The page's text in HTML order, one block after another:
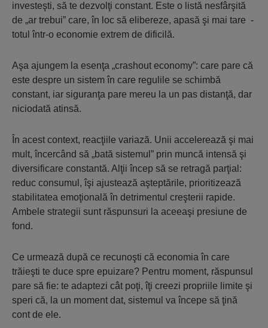
investeşti, să te dezvolţi constant. Este o listă nesfârşită
de „ar trebui” care, în loc să elibereze, apasă şi mai tare -
totul într-o economie extrem de dificilă.
Aşa ajungem la esenţa „crashout economy”: care pare că
este despre un sistem în care regulile se schimbă
constant, iar siguranţa pare mereu la un pas distanţă, dar
niciodată atinsă.
În acest context, reacţiile variază. Unii accelerează şi mai
mult, încercând să „bată sistemul” prin muncă intensă şi
diversificare constantă. Alţii încep să se retragă parţial:
reduc consumul, îşi ajustează aşteptările, prioritizează
stabilitatea emoţională în detrimentul creşterii rapide.
Ambele strategii sunt răspunsuri la aceeaşi presiune de
fond.
Ce urmează după ce recunoşti că economia în care
trăieşti te duce spre epuizare? Pentru moment, răspunsul
pare să fie: te adaptezi cât poţi, îţi creezi propriile limite şi
speri că, la un moment dat, sistemul va începe să ţină
cont de ele.